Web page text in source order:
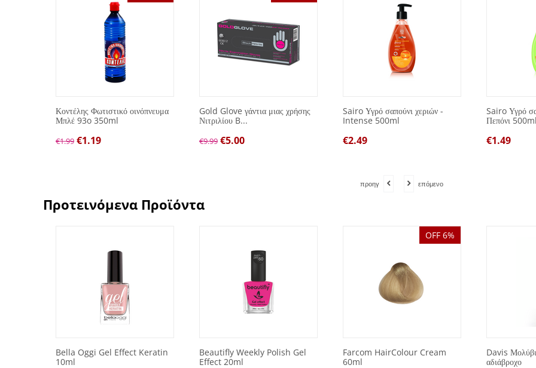
Κοντέλης Φωτιστικό οινόπνευμα
Μπλέ 93o 350ml
€1.99 €1.19
Gold Glove γάντια μιας χρήσης
Νιτριλίου B...
€9.99 €5.00
Sairo Υγρό σαπούνι χεριών -
Intense 500ml
€2.49
Sairo Υγρό
Πεπόνι 500ml
€1.49
προηγ επόμενο
Προτεινόμενα Προϊόντα
Bella Oggi Gel Effect Keratin
10ml
Beautifly Weekly Polish Gel
Effect 20ml
OFF 6%
Farcom HairColour Cream
60ml
Davis Μολύβι
αδιάβροχο